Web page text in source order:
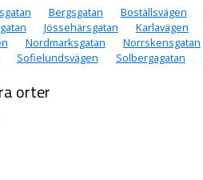
Bergsgatan Boställsvägen
Jössehärsgatan Karlavägen
Nordmarksgatan Norrskensgatan
Sofielundsvägen Solbergagatan
orter